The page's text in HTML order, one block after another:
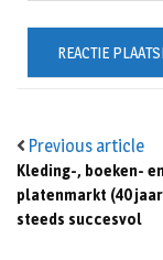
Previous article
Kleding-, boeken- en
platenmarkt (40
steeds succesvol